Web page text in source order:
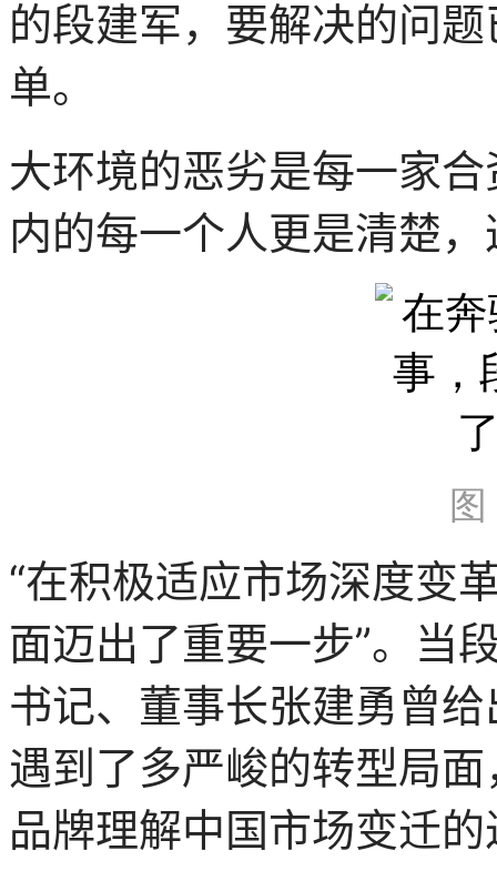
的段建军，要解决的问
单。
大环境的恶劣是每一家
内的每一个人更是清楚
“在积极适应市场深度变
面迈出了重要一步”。当
书记、董事长张建勇曾
遇到了多严峻的转型局
品牌理解中国市场变迁